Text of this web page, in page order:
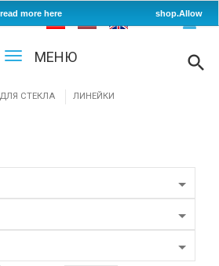
МЕНЮ
СТЕКЛА ЛИНЕЙКИ
more here shop.Allow